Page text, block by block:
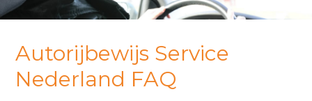
Autorijbewijs Service
Nederland FAQ